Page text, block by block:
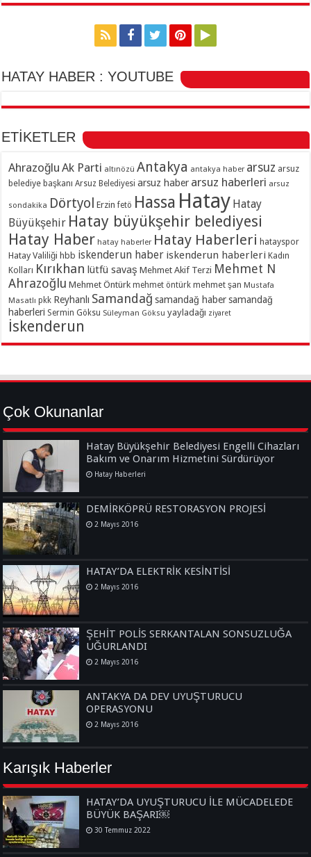
HATAY HABER : YOUTUBE
ETİKETLER
Ahrazoğlu Ak Parti altınözü Antakya antakya haber arsuz arsuz
belediye başkanı Arsuz Belediyesi arsuz haber arsuz haberleri arsuz
sondakika Dörtyol Erzin fetö Hassa Hatay Hatay
Büyükşehir Hatay büyükşehir belediyesi
Hatay Haber hatay haberler Hatay Haberleri hatayspor
Hatay Valiliği hbb iskenderun haber iskenderun haberleri Kadın
Kolları Kırıkhan lütfü savaş Mehmet Akif Terzi Mehmet N
Ahrazoğlu Mehmet Öntürk mehmet öntürk mehmet şan Mustafa
Masatlı pkk Reyhanlı Samandağ samandağ haber samandağ
haberleri Sermin Göksu Süleyman Göksu yayladağı ziyaret
İskenderun
Çok Okunanlar
Hatay Büyükşehir Belediyesi Engelli Cihazları
Bakım ve Onarım Hizmetini Sürdürüyor
Hatay Haberleri
DEMİRKÖPRÜ RESTORASYON PROJESİ
2 Mayıs 2016
HATAY’DA ELEKTRİK KESİNTİSİ
2 Mayıs 2016
ŞEHİT POLİS SERKANTALAN SONSUZLUĞA
UĞURLANDI
2 Mayıs 2016
ANTAKYA DA DEV UYUŞTURUCU
OPERASYONU
2 Mayıs 2016
Karışık Haberler
HATAY’DA UYUŞTURUCU İLE MÜCADELEDE
BÜYÜK BAŞARI￼
30 Temmuz 2022